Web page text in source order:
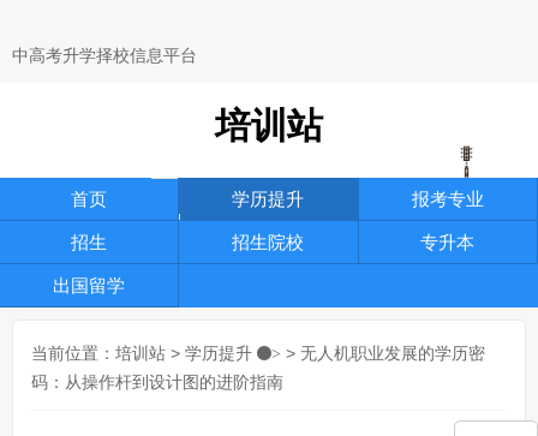
中高考升学择校信息平台
培训站
首页 学历提升 报考专业
招生 招生院校 专升本
出国留学
当前位置： 培训站 > 学历提升 > > 无人机职业发展的学历密
码：从操作杆到设计图的进阶指南